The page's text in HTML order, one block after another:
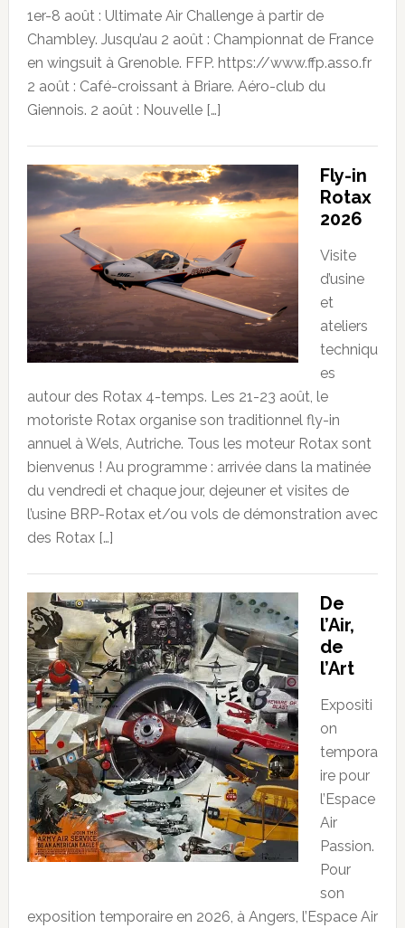
1er-8 août : Ultimate Air Challenge à partir de
Chambley. Jusqu’au 2 août : Championnat de France
en wingsuit à Grenoble. FFP. https://www.ffp.asso.fr
2 août : Café-croissant à Briare. Aéro-club du
Giennois. 2 août : Nouvelle […]
Fly-in
Rotax
2026
Visite
d’usine
et
ateliers
techniqu
es
autour des Rotax 4-temps. Les 21-23 août, le
motoriste Rotax organise son traditionnel fly-in
annuel à Wels, Autriche. Tous les moteur Rotax sont
bienvenus ! Au programme : arrivée dans la matinée
du vendredi et chaque jour, dejeuner et visites de
l’usine BRP-Rotax et/ou vols de démonstration avec
des Rotax […]
De
l’Air,
de
l’Art
Expositi
on
tempora
ire pour
l’Espace
Air
Passion.
Pour
son
exposition temporaire en 2026, à Angers, l’Espace Air